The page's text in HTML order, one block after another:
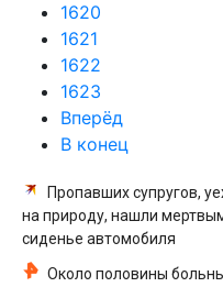
1620
1621
1622
1623
Вперёд
В конец
Пропавших супругов,
на природу, нашли
сиденье автомобиля
Около половины